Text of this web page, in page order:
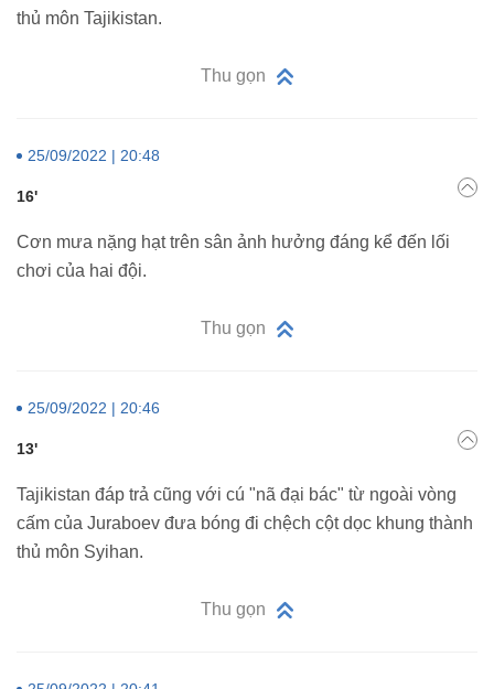
thủ môn Tajikistan.
Thu gọn
25/09/2022 | 20:48
16'
Cơn mưa nặng hạt trên sân ảnh hưởng đáng kể đến lối
chơi của hai đội.
Thu gọn
25/09/2022 | 20:46
13'
Tajikistan đáp trả cũng với cú "nã đại bác" từ ngoài vòng
cấm của Juraboev đưa bóng đi chệch cột dọc khung thành
thủ môn Syihan.
Thu gọn